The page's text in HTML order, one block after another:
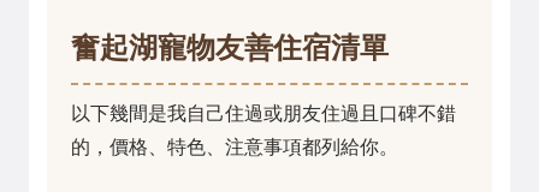
奮起湖寵物友善住宿清單
以下幾間是我自己住過或朋友住過且口碑不錯
的，價格、特色、注意事項都列給你。